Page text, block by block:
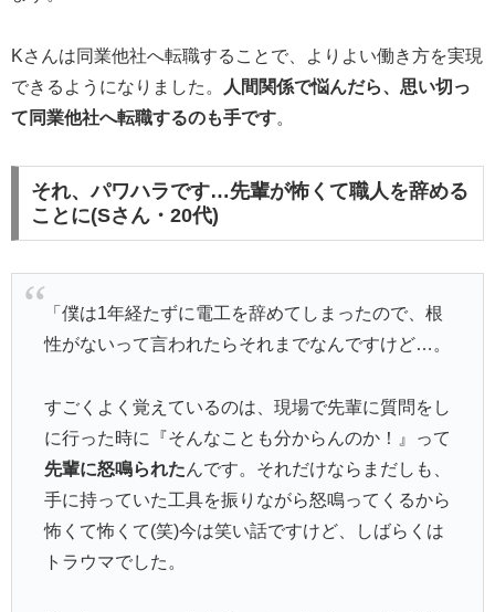
Kさんは同業他社へ転職することで、よりよい働き方を実現
できるようになりました。
人間関係で悩んだら、思い切っ
て同業他社へ転職するのも手です。
それ、パワハラです…先輩が怖くて職人を辞める
ことに(Sさん・20代)
「僕は1年経たずに電工を辞めてしまったので、根
性がないって言われたらそれまでなんですけど…。
すごくよく覚えているのは、現場で先輩に質問をし
に行った時に『そんなことも分からんのか！』って
先輩に怒鳴られたんです。それだけならまだしも、
手に持っていた工具を振りながら怒鳴ってくるから
怖くて怖くて(笑)今は笑い話ですけど、しばらくは
トラウマでした。